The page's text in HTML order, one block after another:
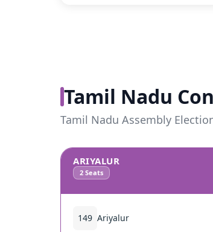
Tamil Nadu
Tamil Nadu Assembly
ARIYALUR
2 Seats
149 Ariyalur